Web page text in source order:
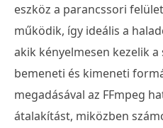
eszköz a parancssori
működik, így ideális a
akik kényelmesen kezelik
bemeneti és kimeneti
megadásával az FFmpeg
átalakítást, miközben